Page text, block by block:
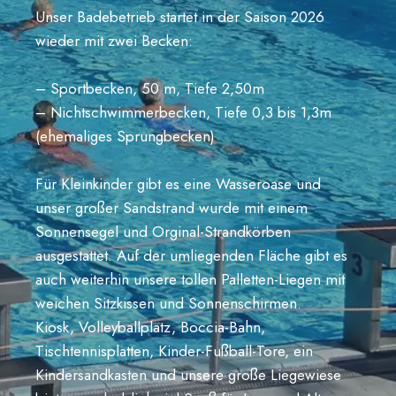
S
L
I
C
H
R
E
R
Ö
F
F
N
U
N
G
S
T
A
G
Unser Badebetrieb startet in der Saison 2026
wieder mit zwei Becken:
– Sportbecken, 50 m, Tiefe 2,50m
– Nichtschwimmerbecken, Tiefe 0,3 bis 1,3m
(ehemaliges Sprungbecken)
Für Kleinkinder gibt es eine Wasseroase und
unser großer Sandstrand wurde mit einem
Sonnensegel und Orginal-Strandkörben
ausgestattet. Auf der umliegenden Fläche gibt es
auch weiterhin unsere tollen Palletten-Liegen mit
weichen Sitzkissen und Sonnenschirmen.
Kiosk, Volleyballplatz, Boccia-Bahn,
Tischtennisplatten, Kinder-Fußball-Tore, ein
Kindersandkasten und unsere große Liegewiese